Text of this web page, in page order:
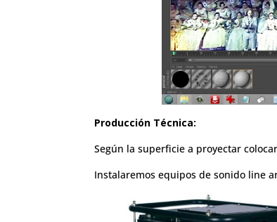
Producción Técnica:
Según la superficie a proyectar
Instalaremos equipos de sonido line